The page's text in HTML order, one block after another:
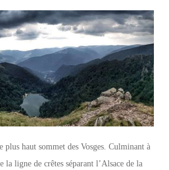
plus haut sommet des Vosges. Culminant à
ligne de crêtes séparant l’Alsace de la